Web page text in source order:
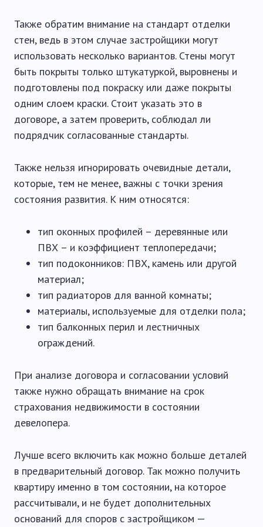
Также обратим внимание на стандарт отделки
стен, ведь в этом случае застройщики могут
использовать несколько вариантов. Стены могут
быть покрыты только штукатуркой, выровнены и
подготовлены под покраску или даже покрыты
одним слоем краски. Стоит указать это в
договоре, а затем проверить, соблюдал ли
подрядчик согласованные стандарты.
Также нельзя игнорировать очевидные детали,
которые, тем не менее, важны с точки зрения
состояния развития. К ним относятся:
тип оконных профилей – деревянные или
ПВХ – и коэффициент теплопередачи;
тип подоконников: ПВХ, камень или другой
материал;
тип радиаторов для ванной комнаты;
материалы, используемые для отделки пола;
тип балконных перил и лестничных
ограждений.
При анализе договора и согласовании условий
также нужно обращать внимание на срок
страхования недвижимости в состоянии
девелопера.
Лучше всего включить как можно больше деталей
в предварительный договор. Так можно получить
квартиру именно в том состоянии, на которое
рассчитывали, и не будет дополнительных
оснований для споров с застройщиком —